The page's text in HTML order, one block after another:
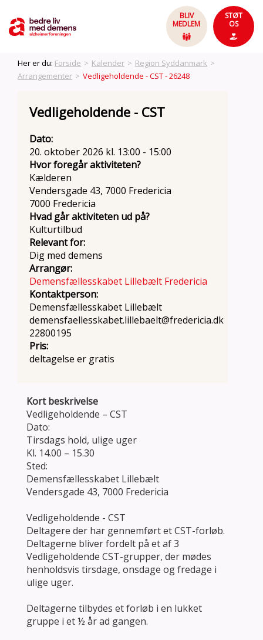
BLIV
MEDLEM
STØT
OS
Her er du: Forside > Kalender > Region Syddanmark >
Arrangementer > Vedligeholdende - CST - 26248
Vedligeholdende - CST
Dato:
20. oktober 2026 kl. 13:00 - 15:00
Hvor foregår aktiviteten?
Kælderen
Vendersgade 43, 7000 Fredericia
7000 Fredericia
Hvad går aktiviteten ud på?
Kulturtilbud
Relevant for:
Dig med demens
Arrangør:
Demensfællesskabet Lillebælt Fredericia
Kontaktperson:
Demensfællesskabet Lillebælt
demensfaellesskabet.lillebaelt@fredericia.dk
22800195
Pris:
deltagelse er gratis
Kort beskrivelse
Vedligeholdende – CST
Dato:
Tirsdags hold, ulige uger
Kl. 14.00 – 15.30
Sted:
Demensfællesskabet Lillebælt
Vendersgade 43, 7000 Fredericia
Vedligeholdende - CST
Deltagere der har gennemført et CST-forløb.
Deltagerne bliver fordelt på et af 3
Vedligeholdende CST-grupper, der mødes
henholdsvis tirsdage, onsdage og fredage i
ulige uger.
Deltagerne tilbydes et forløb i en lukket
gruppe i et ½ år ad gangen.